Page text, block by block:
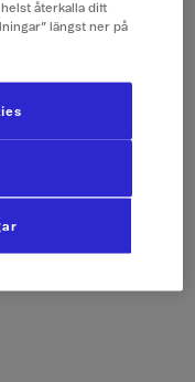
återkalla ditt
längst ner på